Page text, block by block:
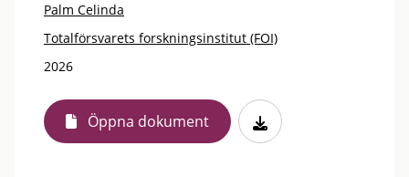
Palm Celinda
Totalförsvarets forskningsinstitut (FOI)
2026
Öppna dokument